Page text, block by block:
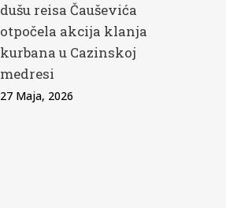
dušu reisa Čauševića
otpočela akcija klanja
kurbana u Cazinskoj
medresi
27 Maja, 2026